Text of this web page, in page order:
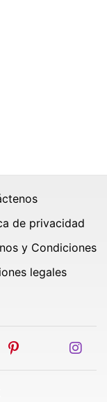
de privacidad
y Condiciones
legales
pinterest